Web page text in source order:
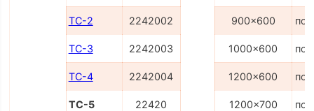
ТС-2 2242002 900x600 по
ТС-3 2242003 1000x600 по
ТС-4 2242004 1200x600 по
ТС-5 22420 1200x700 по